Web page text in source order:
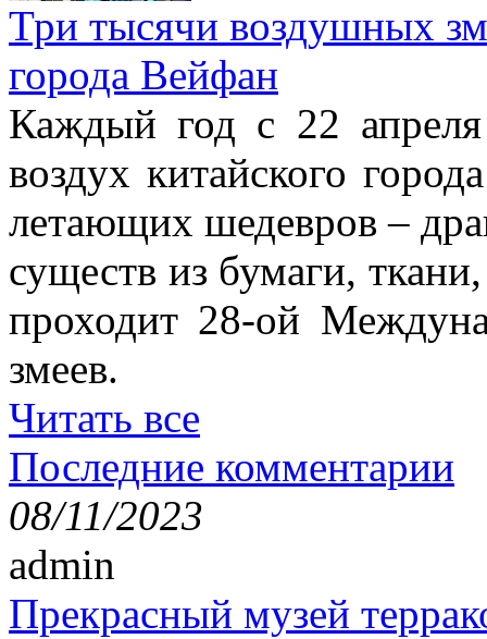
Три тысячи воздушных
города Вейфан
Каждый год с 22
воздух китайского
летающих шедевров –
существ из бумаги,
проходит 28-ой
змеев.
Читать все
Последние комментарии
08/11/2023
admin
Прекрасный музей